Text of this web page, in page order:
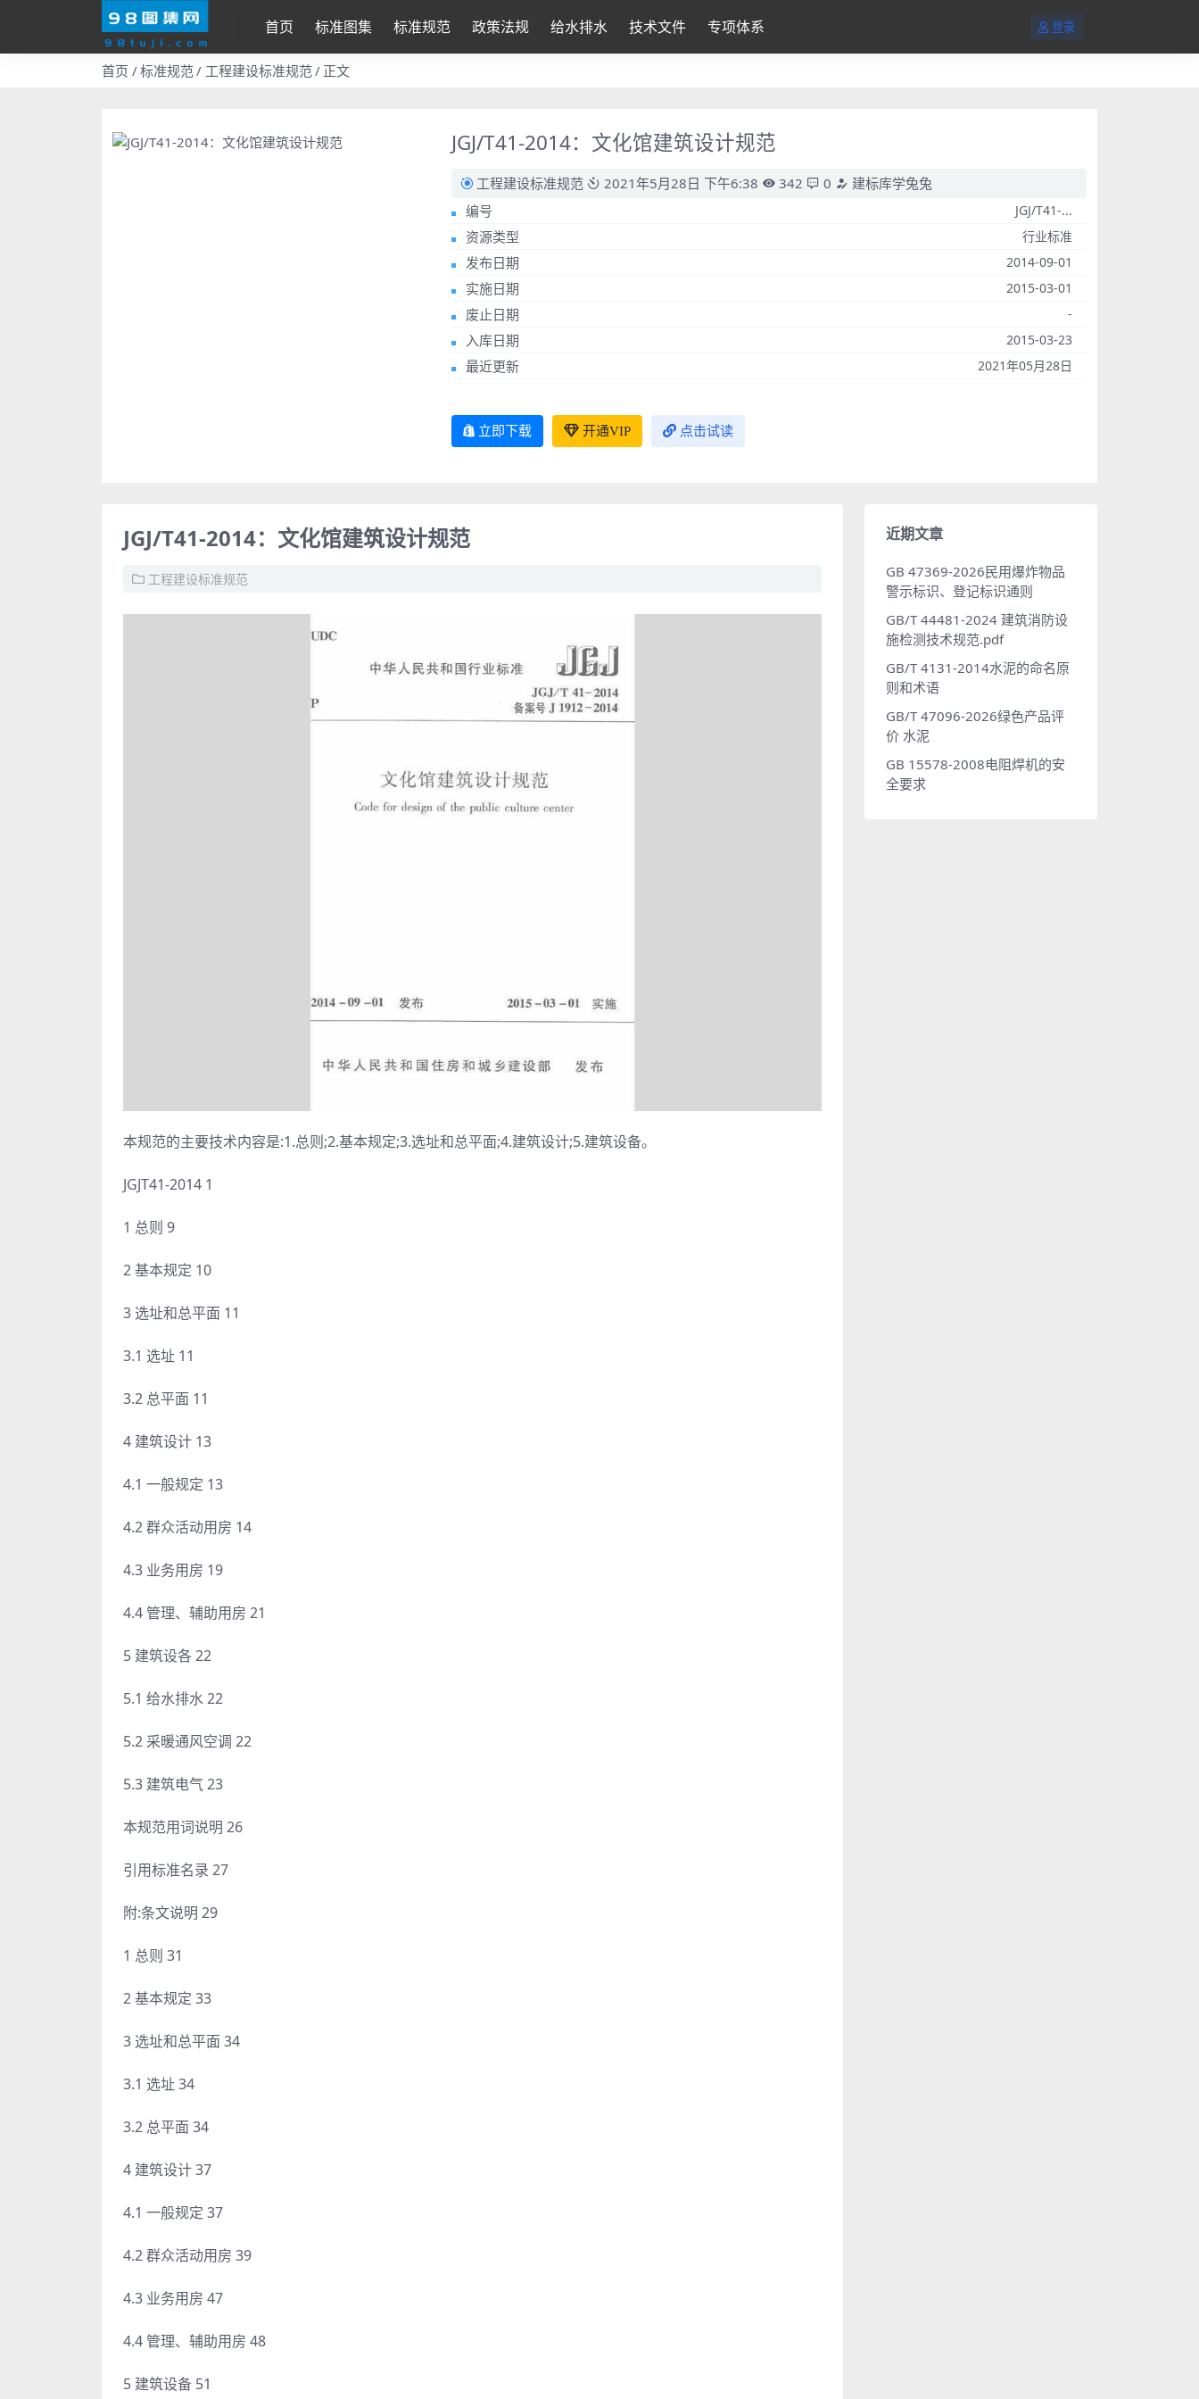
首页 标准图集 标准规范 政策法规 给水排水 技术文件 专项体系 登录
首页 标准规范 工程建设标准规范 正文
JGJ/T41-2014：文化馆建筑设计规范
工程建设标准规范 2021年5月28日 下午6:38 342 0
建标库学兔兔
编号
JGJ/T41-...
资源类型 行业标准
发布日期 2014-09-01
实施日期 2015-03-01
废止日期 -
入库日期 2015-03-23
最近更新 2021年05月28日
立即下载 开通VIP 点击试读
JGJ/T41-2014：文化馆建筑设计规范
工程建设标准规范
本规范的主要技术内容是:1.总则;2.基本规定;3.选址和总平面;4.建筑设计;5.建筑设备。
JGJT41-2014 1
1 总则 9
2 基本规定 10
3 选址和总平面 11
3.1 选址 11
3.2 总平面 11
4 建筑设计 13
4.1 一般规定 13
4.2 群众活动用房 14
4.3 业务用房 19
4.4 管理、辅助用房 21
5 建筑设各 22
5.1 给水排水 22
5.2 采暖通风空调 22
5.3 建筑电气 23
本规范用词说明 26
引用标准名录 27
附:条文说明 29
1 总则 31
2 基本规定 33
3 选址和总平面 34
3.1 选址 34
3.2 总平面 34
4 建筑设计 37
4.1 一般规定 37
4.2 群众活动用房 39
4.3 业务用房 47
4.4 管理、辅助用房 48
5 建筑设备 51
近期文章
GB 47369-2026民用爆炸物品
警示标识、登记标识通则
GB/T 44481-2024 建筑消防设
施检测技术规范.pdf
GB/T 4131-2014水泥的命名原
则和术语
GB/T 47096-2026绿色产品评
价 水泥
GB 15578-2008电阻焊机的安
全要求